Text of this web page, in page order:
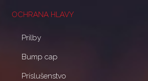
OCHRANA HLAVY
Prilby
Bump cap
Príslušenstvo